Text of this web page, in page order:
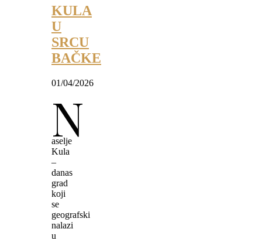
KULA
U
SRCU
BAČKE
01/04/2026
N
aselje
Kula
–
danas
grad
koji
se
geografski
nalazi
u